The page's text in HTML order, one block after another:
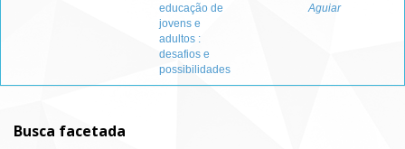
educação de
jovens e
adultos :
desafios e
possibilidades
Aguiar
Busca facetada